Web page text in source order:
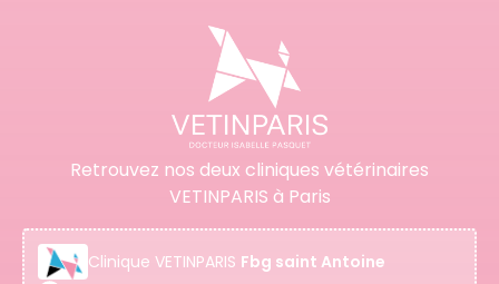
Retrouvez nos deux cliniques vétérinaires
VETINPARIS à Paris
Clinique VETINPARIS Fbg saint Antoine